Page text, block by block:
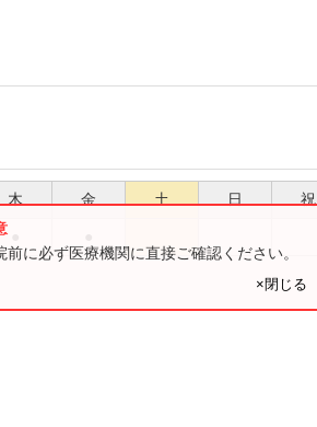
木 金 土 日 祝
に必ず医療機関に直接ご確認ください。
×閉じる